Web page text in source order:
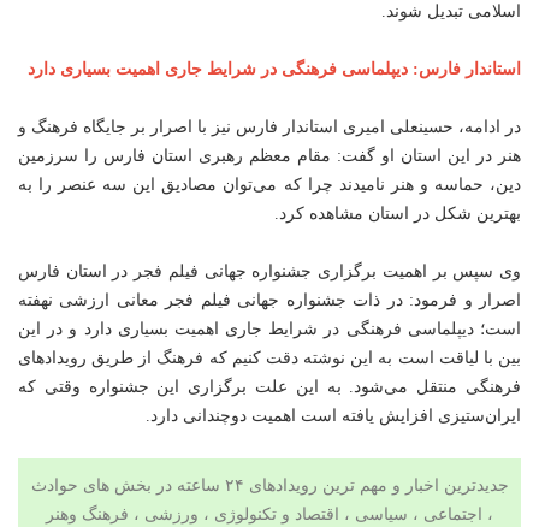
اسلامی تبدیل شوند.
استاندار فارس: دیپلماسی فرهنگی در شرایط جاری اهمیت بسیاری دارد
در ادامه، حسینعلی امیری استاندار فارس نیز با اصرار بر جایگاه فرهنگ و
هنر در این استان او گفت: مقام معظم رهبری استان فارس را سرزمین
دین، حماسه و هنر نامیدند چرا که می‌توان مصادیق این سه عنصر را به
بهترین شکل در استان مشاهده کرد.
وی سپس بر اهمیت برگزاری جشنواره جهانی فیلم فجر در استان فارس
اصرار و فرمود: در ذات جشنواره جهانی فیلم فجر معانی ارزشی نهفته
است؛ دیپلماسی فرهنگی در شرایط جاری اهمیت بسیاری دارد و در این
بین با لیاقت است به این نوشته دقت کنیم که فرهنگ از طریق رویدادهای
فرهنگی منتقل می‌شود. به این علت برگزاری این جشنواره وقتی که
ایران‌ستیزی افزایش یافته است اهمیت دوچندانی دارد.
جدیدترین اخبار و مهم ترین رویدادهای ۲۴ ساعته در بخش های حوادث
، اجتماعی ، سیاسی ، اقتصاد و تکنولوژی ، ورزشی ، فرهنگ وهنر